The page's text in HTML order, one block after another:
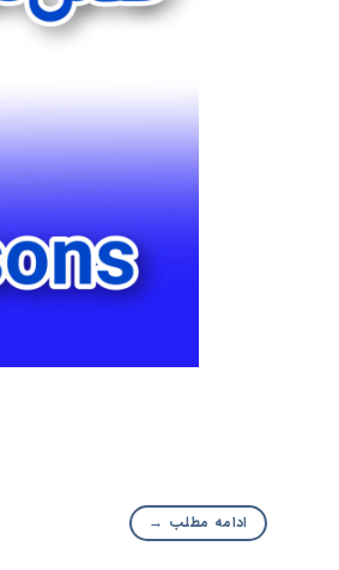
ادامه مطلب →